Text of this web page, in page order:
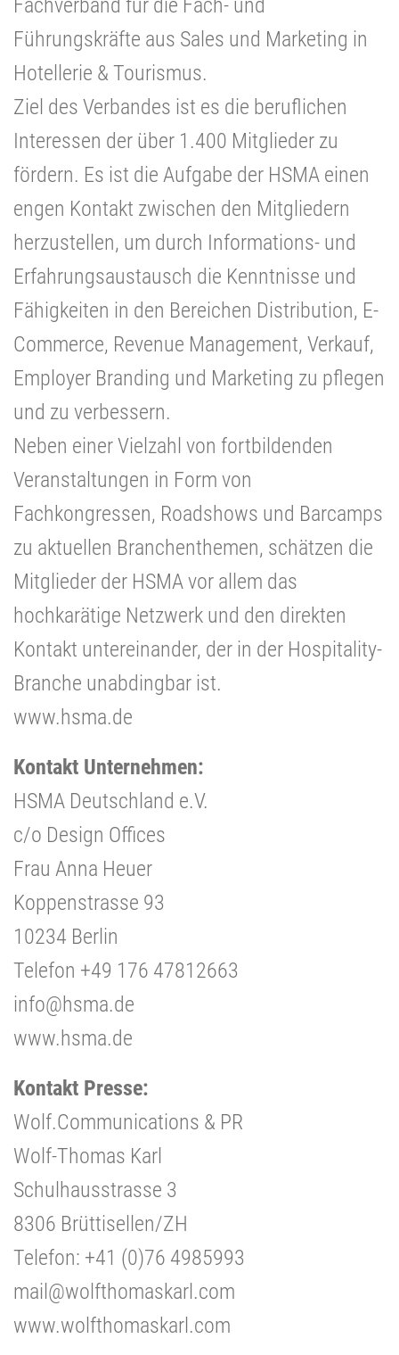
Fachverband für die Fach- und
Führungskräfte aus Sales und Marketing in
Hotellerie & Tourismus.
Ziel des Verbandes ist es die beruflichen
Interessen der über 1.400 Mitglieder zu
fördern. Es ist die Aufgabe der HSMA einen
engen Kontakt zwischen den Mitgliedern
herzustellen, um durch Informations- und
Erfahrungsaustausch die Kenntnisse und
Fähigkeiten in den Bereichen Distribution, E-
Commerce, Revenue Management, Verkauf,
Employer Branding und Marketing zu pflegen
und zu verbessern.
Neben einer Vielzahl von fortbildenden
Veranstaltungen in Form von
Fachkongressen, Roadshows und Barcamps
zu aktuellen Branchenthemen, schätzen die
Mitglieder der HSMA vor allem das
hochkarätige Netzwerk und den direkten
Kontakt untereinander, der in der Hospitality-
Branche unabdingbar ist.
www.hsma.de
Kontakt Unternehmen:
HSMA Deutschland e.V.
c/o Design Offices
Frau Anna Heuer
Koppenstrasse 93
10234 Berlin
Telefon +49 176 47812663
info@hsma.de
www.hsma.de
Kontakt Presse:
Wolf.Communications & PR
Wolf-Thomas Karl
Schulhausstrasse 3
8306 Brüttisellen/ZH
Telefon: +41 (0)76 4985993
mail@wolfthomaskarl.com
www.wolfthomaskarl.com